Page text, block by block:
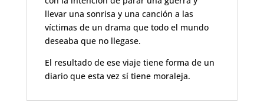
llevar una sonrisa y una canción a las
víctimas de un drama que todo el mundo
deseaba que no llegase.
El resultado de ese viaje tiene forma de un
diario que esta vez sí tiene moraleja.